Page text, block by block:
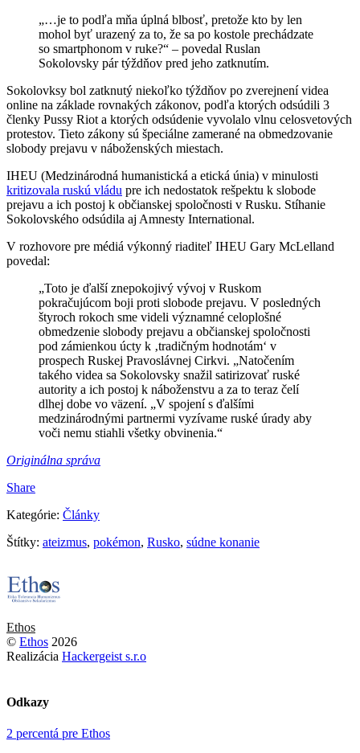
„…je to podľa mňa úplná blbosť, pretože kto by len
mohol byť urazený za to, že sa po kostole prechádzate
so smartphonom v ruke?“ – povedal Ruslan
Sokolovsky pár týždňov pred jeho zatknutím.
Sokolovksy bol zatknutý niekoľko týždňov po zverejnení videa
online na základe rovnakých zákonov, podľa ktorých odsúdili 3
členky Pussy Riot a ktorých odsúdenie vyvolalo vlnu celosvetových
protestov. Tieto zákony sú špeciálne zamerané na obmedzovanie
slobody prejavu v náboženských miestach.
IHEU (Medzinárodná humanistická a etická únia) v minulosti
kritizovala ruskú vládu pre ich nedostatok rešpektu k slobode
prejavu a ich postoj k občianskej spoločnosti v Rusku. Stíhanie
Sokolovského odsúdila aj Amnesty International.
V rozhovore pre médiá výkonný riaditeľ IHEU Gary McLelland
povedal:
„Toto je ďalší znepokojivý vývoj v Ruskom
pokračujúcom boji proti slobode prejavu. V posledných
štyroch rokoch sme videli významné celoplošné
obmedzenie slobody prejavu a občianskej spoločnosti
pod zámienkou úcty k ‚tradičným hodnotám‘ v
prospech Ruskej Pravoslávnej Cirkvi. „Natočením
takého videa sa Sokolovsky snažil satirizovať ruské
autority a ich postoj k náboženstvu a za to teraz čelí
dlhej dobe vo väzení. „V spojení s ďalšími
medzinárodnými partnermi vyzívame ruské úrady aby
voči nemu stiahli všetky obvinenia.“
Originálna správa
Share
Kategórie: Články
Štítky: ateizmus, pokémon, Rusko, súdne konanie
Ethos
© Ethos 2026
Realizácia Hackergeist s.r.o
Odkazy
2 percentá pre Ethos